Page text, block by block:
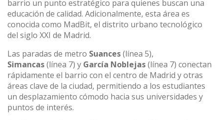
barrio un punto estratégico para quienes buscan una
educación de calidad. Adicionalmente, esta área es
conocida como MadBit, el distrito urbano tecnológico
del siglo XXI de Madrid.
Las paradas de metro Suances(línea 5),
Simancas(línea 7) y García Noblejas(línea 7) conectan
rápidamente el barrio con el centro de Madrid y otras
áreas clave de la ciudad, permitiendo a los estudiantes
un desplazamiento cómodo hacia sus universidades y
puntos de interés.